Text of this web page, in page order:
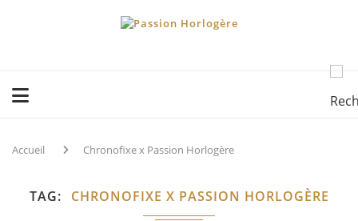
Accueil Chronofixe x Passion Horlogère
TAG CHRONOFIXE X PASSION HORLOGÈRE